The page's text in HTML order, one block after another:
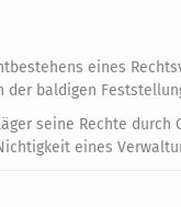
eines
baldigen
seine Rechte
eines